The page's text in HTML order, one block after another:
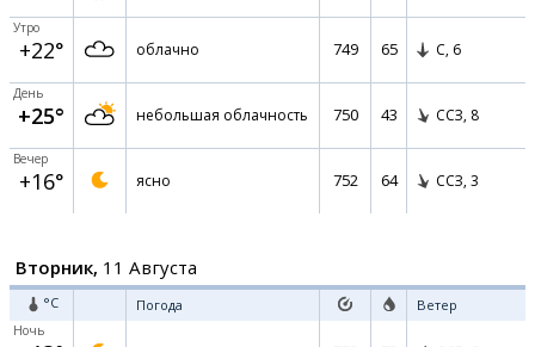
Утро
+22° облачно 749 65 С, 6
День
+25° небольшая облачность 750 43 ССЗ, 8
Вечер
+16° ясно 752 64 ССЗ, 3
Вторник, 11 Августа
°C Погода Ветер
Ночь